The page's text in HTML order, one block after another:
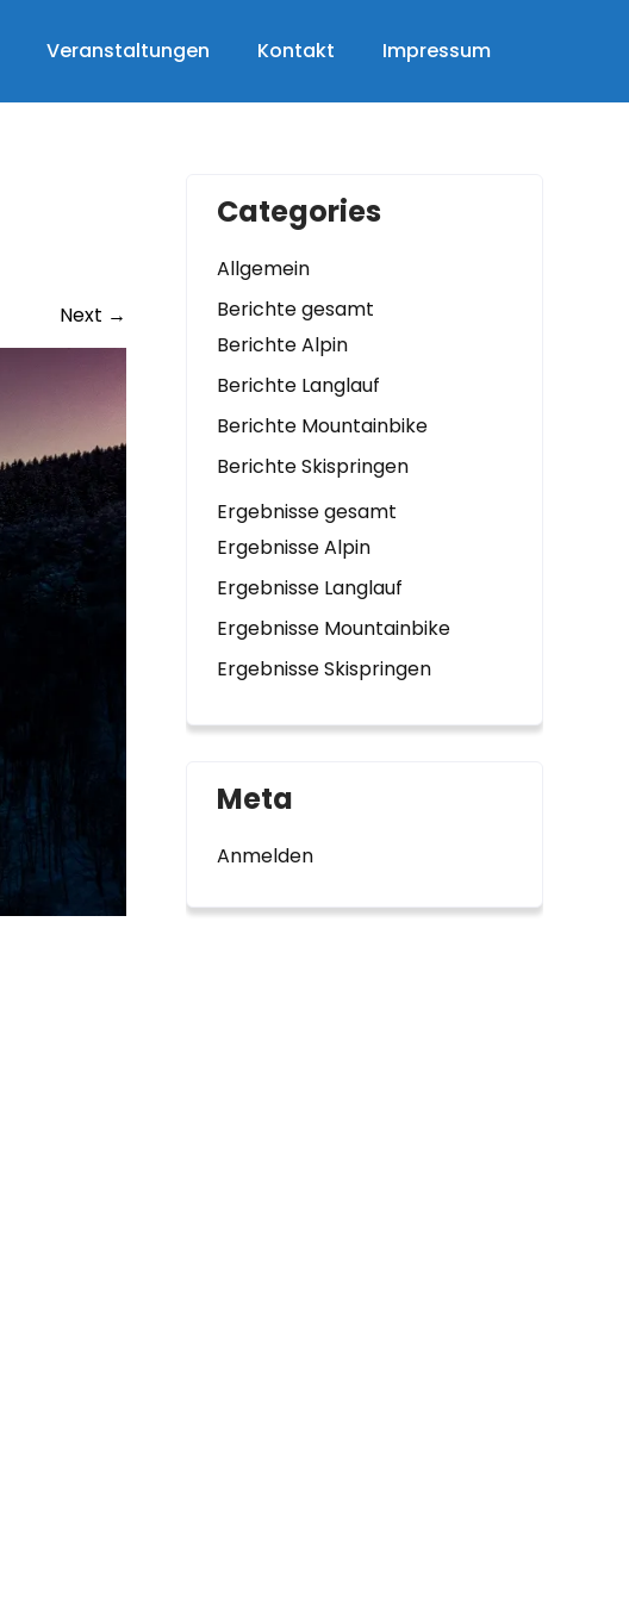
Veranstaltungen Kontakt Impressum
Next →
Categories
Allgemein
Berichte gesamt
Berichte Alpin
Berichte Langlauf
Berichte Mountainbike
Berichte Skispringen
Ergebnisse gesamt
Ergebnisse Alpin
Ergebnisse Langlauf
Ergebnisse Mountainbike
Ergebnisse Skispringen
Meta
Anmelden